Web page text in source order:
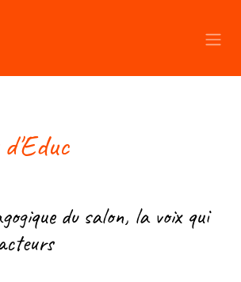
du salon, la voix qui